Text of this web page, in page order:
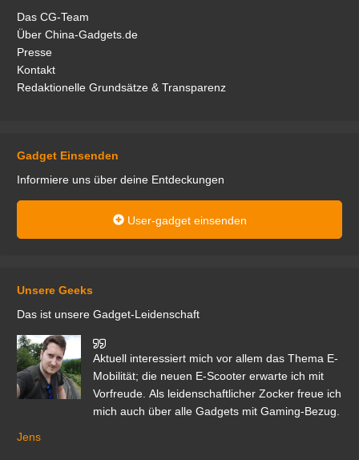
Das CG-Team
Über China-Gadgets.de
Presse
Kontakt
Redaktionelle Grundsätze & Transparenz
Gadget Einsenden
Informiere uns über deine Entdeckungen
User-gadget einsenden
Unsere Geeks
Das ist unsere Gadget-Leidenschaft
Aktuell interessiert mich vor allem das Thema E-
Mobilität; die neuen E-Scooter erwarte ich mit
Vorfreude. Als leidenschaftlicher Zocker freue ich
mich auch über alle Gadgets mit Gaming-Bezug.
Jens